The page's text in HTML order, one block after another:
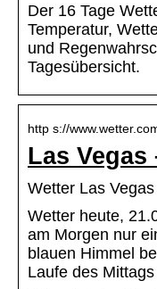
Der 16 Tage
Temperatur,
und
Tagesübersicht.
http s://
Las Vegas
Wetter Las
Wetter heute,
am Morgen nur
blauen Himmel
Laufe des